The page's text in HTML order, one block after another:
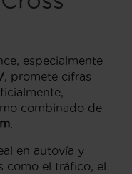
especialmente
, promete cifras
combinado de
en autovía y
como el tráfico, el